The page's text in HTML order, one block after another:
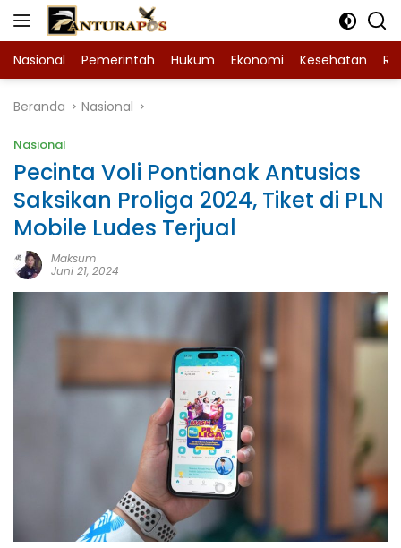
Langsung
Nasional Pemerintah Hukum Ekonomi Kesehatan
Beranda Nasional
Nasional
Pecinta Voli Pontianak Antusias
Saksikan Proliga 2024, Tiket di PLN
Mobile Ludes Terjual
Maksum
Juni 21, 2024